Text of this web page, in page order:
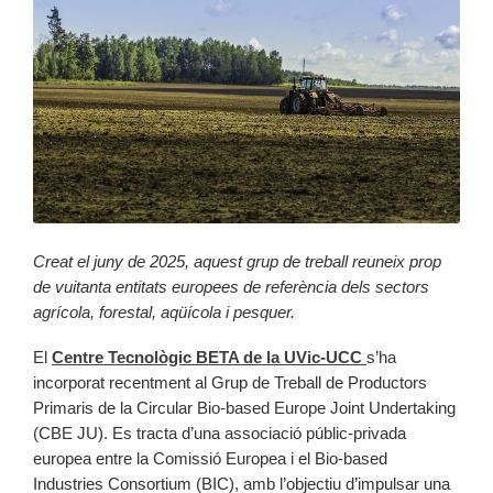
Creat el juny de 2025, aquest grup de treball reuneix prop
de vuitanta entitats europees de referència dels sectors
agrícola, forestal, aqüícola i pesquer.
El Centre Tecnològic BETA de la UVic-UCC s’ha
incorporat recentment al Grup de Treball de Productors
Primaris de la Circular Bio-based Europe Joint Undertaking
(CBE JU). Es tracta d’una associació públic-privada
europea entre la Comissió Europea i el Bio-based
Industries Consortium (BIC), amb l’objectiu d’impulsar una